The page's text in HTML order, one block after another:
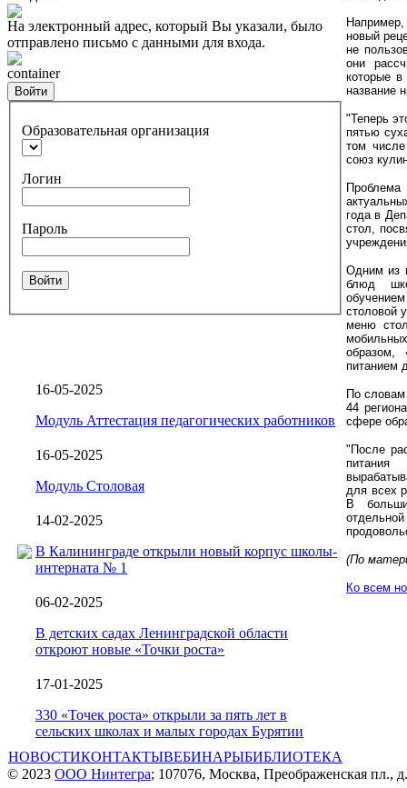
На электронный адрес, который Вы указали, было
отправлено письмо с данными для входа.
container
Войти
Образовательная организация
Логин
Пароль
Войти
16-05-2025
Модуль Аттестация педагогических работников
16-05-2025
Модуль Столовая
14-02-2025
В Калининграде открыли новый корпус школы-
интерната № 1
06-02-2025
В детских садах Ленинградской области
откроют новые «Точки роста»
17-01-2025
330 «Точек роста» открыли за пять лет в
сельских школах и малых городах Бурятии
новый
не
они
которые
название
"Теперь
пятью
том
союз
года в
стол,
Одним из
блюд
столовой
меню
образом,
питанием
По
44
сфере
"После
для всех
В
(По
Ко всем
НОВОСТИКОНТАКТЫВЕБИНАРЫБИБЛИОТЕКА
© 2023 ООО Нинтегра; 107076, Москва, Преображенская пл.,